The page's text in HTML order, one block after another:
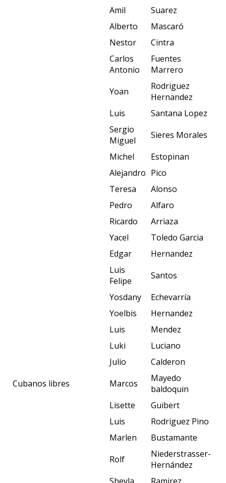
Amil
Suarez
Alberto
Mascaró
Nestor
Cintra
Carlos
Antonio
Fuentes
Marrero
Yoan
Rodriguez
Hernandez
Luis
Santana Lopez
Sergio
Miguel
Sieres Morales
Michel
Estopinan
Alejandro Pico
Teresa
Alonso
Pedro
Alfaro
Ricardo
Arriaza
Yacel
Toledo Garcia
Edgar
Hernandez
Luis
Felipe
Santos
Yosdany
Echevarría
Yoelbis
Hernandez
Luis
Mendez
Luki
Luciano
Julio
Calderon
Cubanos libres
Marcos
Mayedo
baldoquin
Lisette
Guibert
Luis
Rodriguez Pino
Marlen
Bustamante
Rolf
Niederstrasser-
Hernández